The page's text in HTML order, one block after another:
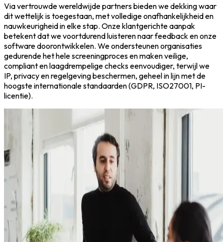
Via vertrouwde wereldwijde partners bieden we dekking waar
dit wettelijk is toegestaan, met volledige onafhankelijkheid en
nauwkeurigheid in elke stap. Onze klantgerichte aanpak
betekent dat we voortdurend luisteren naar feedback en onze
software doorontwikkelen. We ondersteunen organisaties
gedurende het hele screeningproces en maken veilige,
compliant en laagdrempelige checks eenvoudiger, terwijl we
IP, privacy en regelgeving beschermen, geheel in lijn met de
hoogste internationale standaarden (GDPR, ISO27001, PI-
licentie).